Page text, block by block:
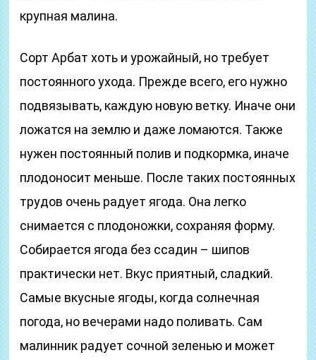
крупная малина.
Сорт Арбат хоть и урожайный, но требует
постоянного ухода. Прежде всего, его нужно
подвязывать, каждую новую ветку. Иначе они
ложатся на землю и даже ломаются. Также
нужен постоянный полив и подкормка, иначе
плодоносит меньше. После таких постоянных
трудов очень радует ягода. Она легко
снимается с плодоножки, сохраняя форму.
Собирается ягода без ссадин – шипов
практически нет. Вкус приятный, сладкий.
Самые вкусные ягоды, когда солнечная
погода, но вечерами надо поливать. Сам
малинник радует сочной зеленью и может